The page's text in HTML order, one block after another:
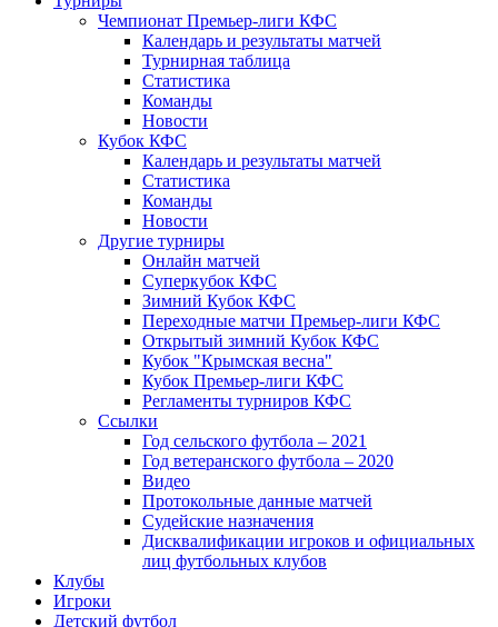
Чемпионат Премьер-лиги КФС
Календарь и результаты матчей
Турнирная таблица
Статистика
Команды
Новости
Кубок КФС
Календарь и результаты матчей
Статистика
Команды
Новости
Другие турниры
Онлайн матчей
Суперкубок КФС
Зимний Кубок КФС
Переходные матчи Премьер-лиги КФС
Открытый зимний Кубок КФС
Кубок "Крымская весна"
Кубок Премьер-лиги КФС
Регламенты турниров КФС
Ссылки
Год сельского футбола – 2021
Год ветеранского футбола – 2020
Видео
Протокольные данные матчей
Судейские назначения
Дисквалификации игроков и официальных
лиц футбольных клубов
Клубы
Игроки
Детский футбол